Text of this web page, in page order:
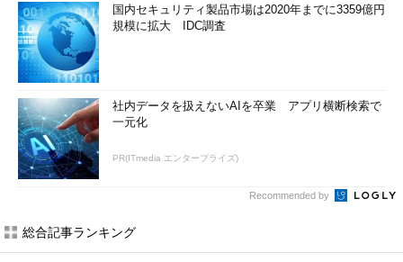
国内セキュリティ製品市場は2020年までに3359億円
規模に拡大 IDC調査
社内データを扱えないAIを卒業 アプリ横断検索で
一元化
PR(ITmedia エンタープライズ)
Recommended by
総合記事ランキング